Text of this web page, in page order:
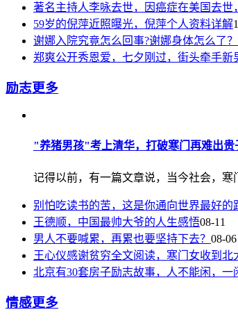
著名主持人李咏去世，因癌症在美国去世
59岁的倪萍近照曝光，倪萍个人资料详解
谢娜入院究竟怎么回事?谢娜身体怎么了？
郑爽公开秀恩爱，七夕刚过，街头牵手新
励志更多
"养猪男孩"考上清华，打破寒门再难出贵
记得以前，有一篇文章说，当今社会，寒
别怕吃读书的苦，这是你通向世界最好的
王德顺，中国最帅大爷的人生感悟08-11
男人不要喊累，再累也要坚持下去？ 08-06
王心仪感谢贫穷全文阅读，寒门女收到北
北京有30套房子励志故事，人不能闲，一
情感更多